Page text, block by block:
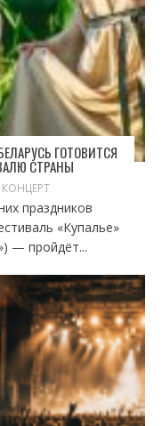
ГОТОВИТСЯ
СТРАНЫ
КОНЦЕРТ
праздников
«Купалье»
— пройдёт...